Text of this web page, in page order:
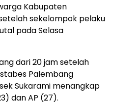
Kabupaten
sekelompok pelaku
pada Selasa
dari 20 jam setelah
Palembang
Sukarami menangkap
dan AP (27).